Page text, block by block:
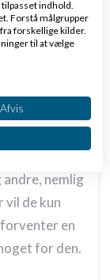
prøvet
nemlig
vil de kun
en
for den.
indhold.
Forstå målgrupper
forskellige kilder.
til at vælge
Afvis